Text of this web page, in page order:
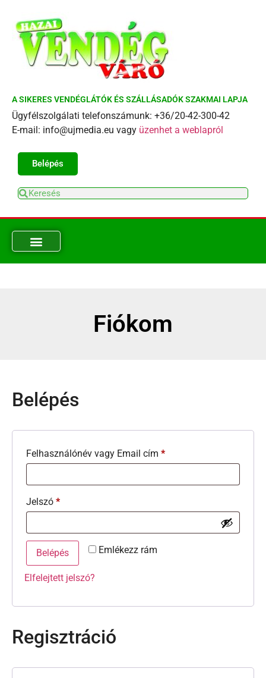
A SIKERES VENDÉGLÁTÓK ÉS SZÁLLÁSADÓK SZAKMAI LAPJA
Ügyfélszolgálati telefonszámunk: +36/20-42-300-42
E-mail: info@ujmedia.eu vagy üzenhet a weblapról
Belépés
Fiókom
Belépés
Felhasználónév vagy Email cím *
Jelszó *
Emlékezz rám
Belépés
Elfelejtett jelszó?
Regisztráció